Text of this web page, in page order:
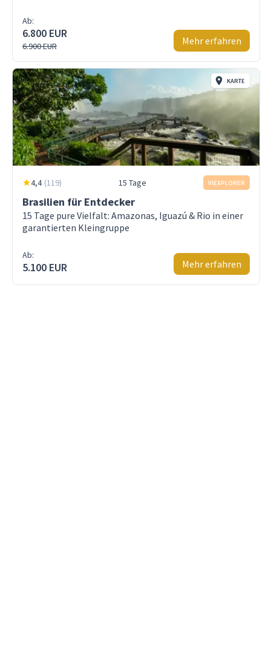
Ab:
6.800 EUR
6.900 EUR Mehr erfahren
KARTE
4,4 (119) 15 Tage VIEXPLORER
Brasilien für Entdecker
15 Tage pure Vielfalt: Amazonas, Iguazú & Rio in einer
garantierten Kleingruppe
Ab:
5.100 EUR Mehr erfahren